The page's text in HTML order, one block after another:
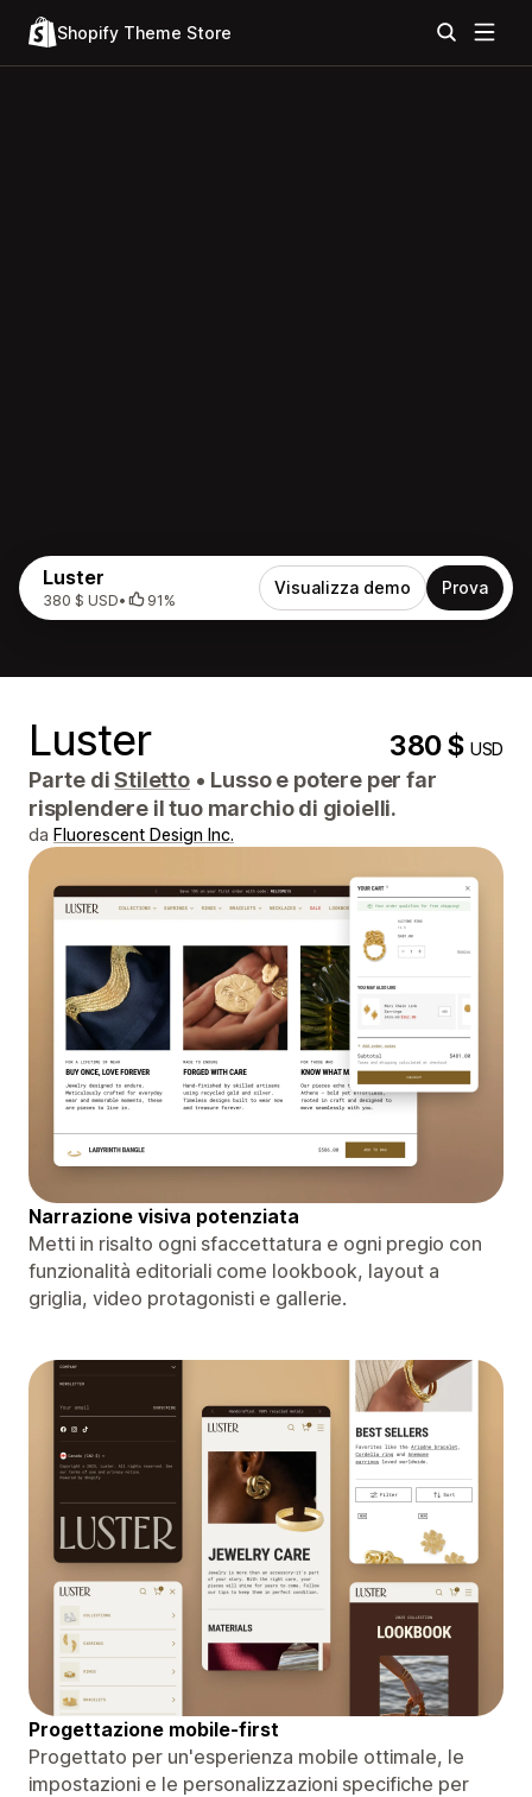
Shopify Theme Store
Luster
380 $ USD• 91%
Visualizza demo Prova
Luster 380 $USD
Parte diStiletto • Lusso e potere per far
risplendere il tuo marchio di gioielli.
da Fluorescent Design Inc.
Narrazione visiva potenziata
Metti in risalto ogni sfaccettatura e ogni pregio con
funzionalità editoriali come lookbook, layout a
griglia, video protagonisti e gallerie.
Progettazione mobile-first
Progettato per un'esperienza mobile ottimale, le
impostazioni e le personalizzazioni specifiche per